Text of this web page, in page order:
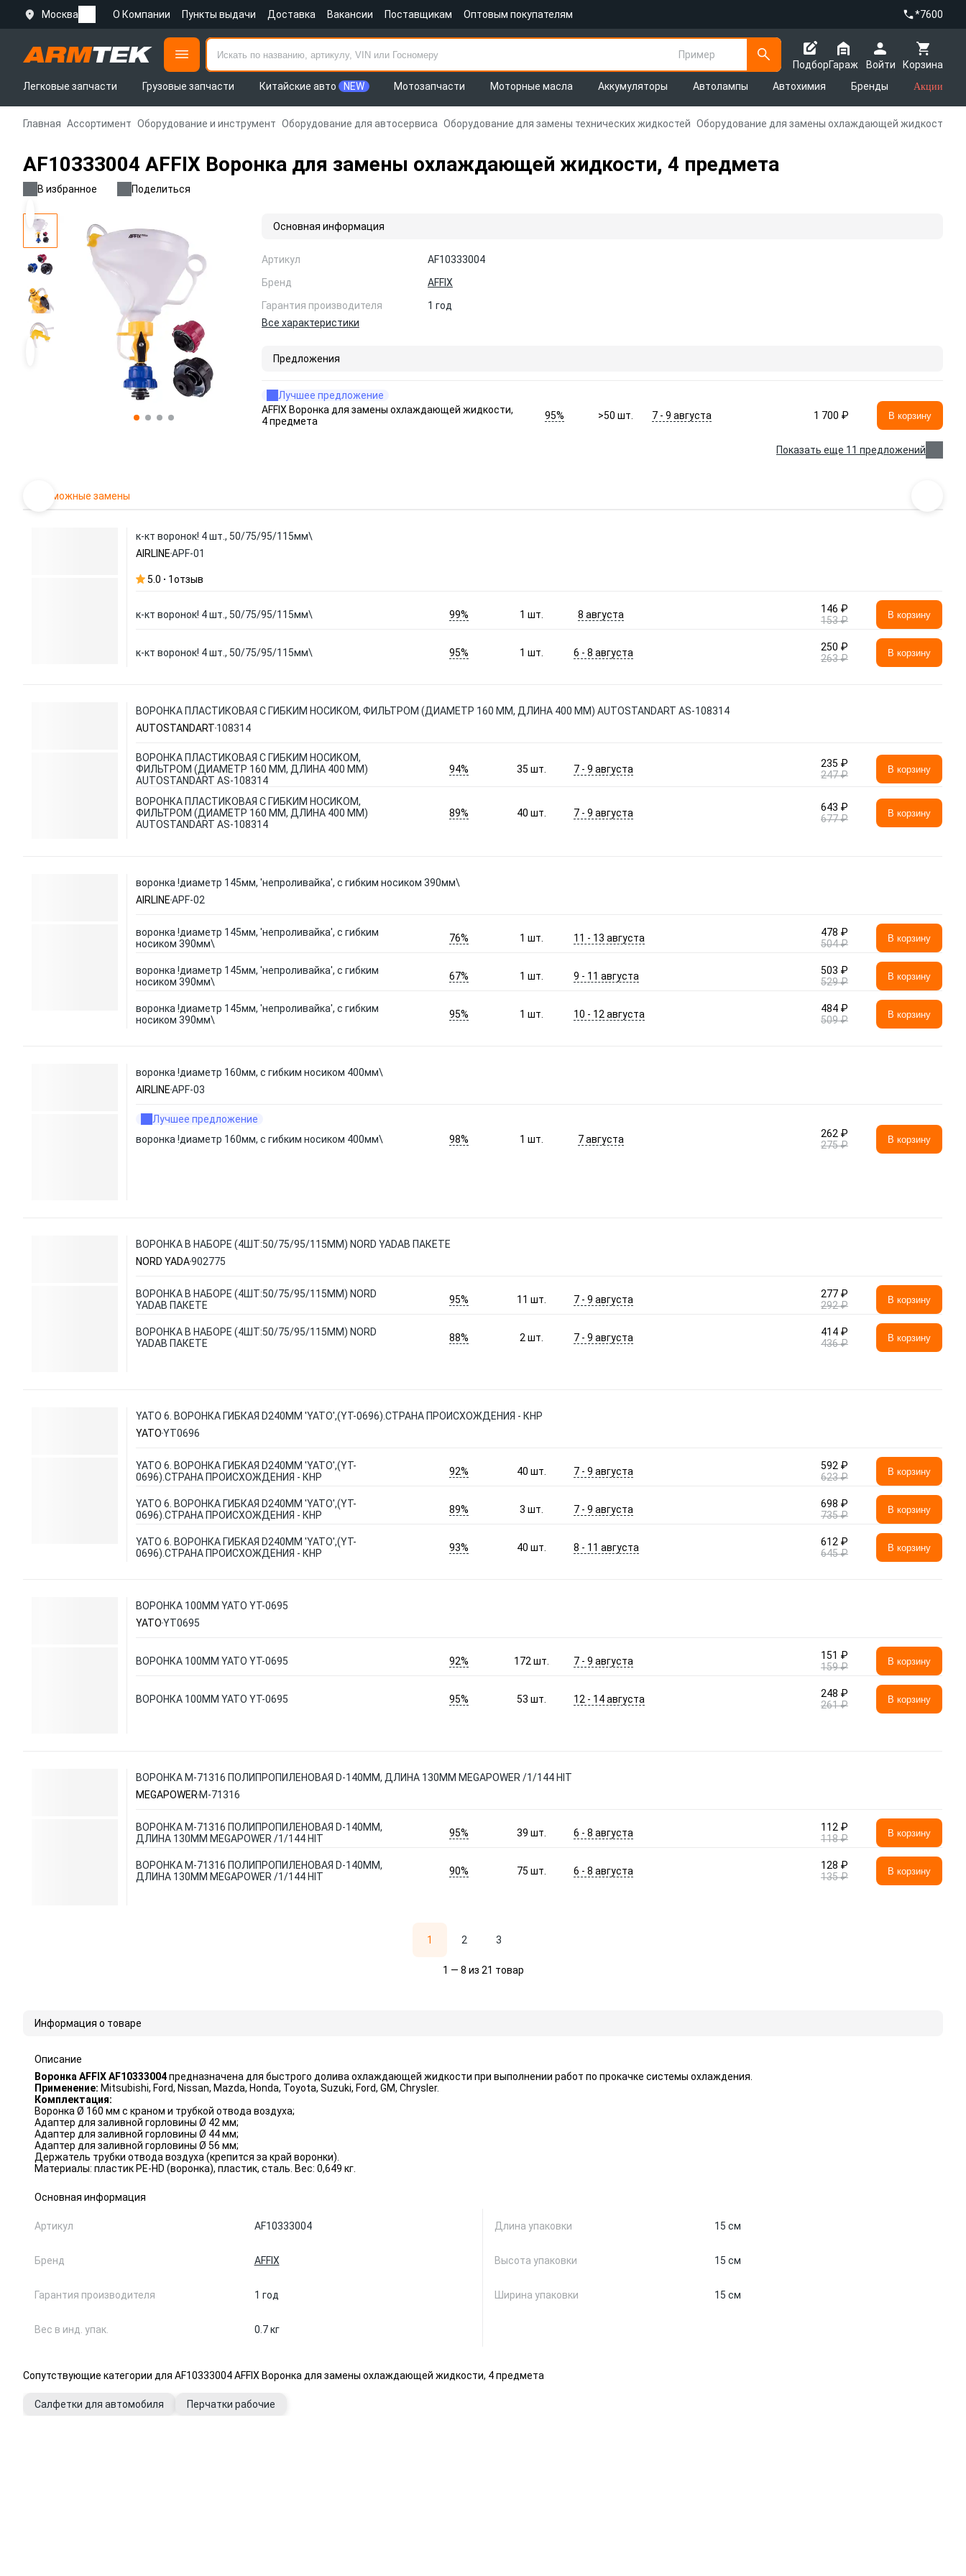
Москва О Компании Пункты выдачи Доставка Вакансии Поставщикам Оптовым покупателям *7600
Пример
Подбор
Корзина
Гараж
Войти
Легковые запчасти
Грузовые запчасти Китайские авто NEW Мотозапчасти Моторные масла Аккумуляторы Автолампы Автохимия Бренды Акции
Главная Ассортимент Оборудование и инструмент Оборудование для автосервиса Оборудование для замены технических жидкостей Оборудование для замены охлаждающей жидкости
AF10333004 AFFIX Воронка для замены охлаждающей жидкости, 4 предмета
В избранное Поделиться
Основная информация
Артикул
AF10333004
Бренд
AFFIX
Гарантия производителя
1 год
Все характеристики
Предложения
Лучшее предложение
AFFIX Воронка для замены охлаждающей жидкости,
4 предмета
95% >50шт. 7 - 9 августа 1 700 ₽ В корзину
Показать еще 11 предложений
Возможные замены
к-кт воронок! 4 шт., 50/75/95/115мм\
AIRLINEAPF-01
5.0 1отзыв
к-кт воронок! 4 шт., 50/75/95/115мм\ 99% 1шт. 8 августа
146 ₽
153 ₽
В корзину
к-кт воронок! 4 шт., 50/75/95/115мм\ 95% 1шт. 6 - 8 августа
250 ₽
263 ₽
В корзину
ВОРОНКА ПЛАСТИКОВАЯ С ГИБКИМ НОСИКОМ, ФИЛЬТРОМ (ДИАМЕТР 160 ММ, ДЛИНА 400 ММ) AUTOSTANDART AS-108314
AUTOSTANDART 108314
ВОРОНКА ПЛАСТИКОВАЯ С ГИБКИМ НОСИКОМ,
ФИЛЬТРОМ (ДИАМЕТР 160 ММ, ДЛИНА 400 ММ)
AUTOSTANDART AS-108314
94% 35шт. 7 - 9 августа
235 ₽
247 ₽
В корзину
ВОРОНКА ПЛАСТИКОВАЯ С ГИБКИМ НОСИКОМ,
ФИЛЬТРОМ (ДИАМЕТР 160 ММ, ДЛИНА 400 ММ)
AUTOSTANDART AS-108314
89% 40шт. 7 - 9 августа
643 ₽
677 ₽
В корзину
воронка !диаметр 145мм, 'непроливайка', с гибким носиком 390мм\
AIRLINEAPF-02
воронка !диаметр 145мм, 'непроливайка', с гибким
носиком 390мм\
76% 1шт. 11 - 13 августа
478 ₽
504 ₽
В корзину
воронка !диаметр 145мм, 'непроливайка', с гибким
носиком 390мм\
67% 1шт. 9 - 11 августа
503 ₽
529 ₽
В корзину
воронка !диаметр 145мм, 'непроливайка', с гибким
носиком 390мм\
95% 1шт. 10 - 12 августа
484 ₽
509 ₽
В корзину
воронка !диаметр 160мм, с гибким носиком 400мм\
AIRLINEAPF-03
Лучшее предложение
воронка !диаметр 160мм, с гибким носиком 400мм\
98% 1шт. 7 августа
262 ₽
275 ₽
В корзину
ВОРОНКА В НАБОРЕ (4ШТ:50/75/95/115ММ) NORD YADAВ ПАКЕТЕ
NORD YADA902775
ВОРОНКА В НАБОРЕ (4ШТ:50/75/95/115ММ) NORD
YADAВ ПАКЕТЕ
95% 11шт. 7 - 9 августа
277 ₽
292 ₽
В корзину
ВОРОНКА В НАБОРЕ (4ШТ:50/75/95/115ММ) NORD
YADAВ ПАКЕТЕ
88% 2шт. 7 - 9 августа
414 ₽
436 ₽
В корзину
YATO 6. ВОРОНКА ГИБКАЯ D240ММ 'YATO',(YT-0696).СТРАНА ПРОИСХОЖДЕНИЯ - КНР
YATOYT0696
YATO 6. ВОРОНКА ГИБКАЯ D240ММ 'YATO',(YT-
0696).СТРАНА ПРОИСХОЖДЕНИЯ - КНР
92% 40шт. 7 - 9 августа
592 ₽
623 ₽
В корзину
YATO 6. ВОРОНКА ГИБКАЯ D240ММ 'YATO',(YT-
0696).СТРАНА ПРОИСХОЖДЕНИЯ - КНР
89% 3шт. 7 - 9 августа
698 ₽
735 ₽
В корзину
YATO 6. ВОРОНКА ГИБКАЯ D240ММ 'YATO',(YT-
0696).СТРАНА ПРОИСХОЖДЕНИЯ - КНР
93% 40шт. 8 - 11 августа
612 ₽
645 ₽
В корзину
ВОРОНКА 100ММ YATO YT-0695
YATOYT0695
ВОРОНКА 100ММ YATO YT-0695 92% 172шт. 7 - 9 августа
151 ₽
159 ₽
В корзину
ВОРОНКА 100ММ YATO YT-0695 95% 53шт. 12 - 14 августа
248 ₽
261 ₽
В корзину
ВОРОНКА M-71316 ПОЛИПРОПИЛЕНОВАЯ D-140ММ, ДЛИНА 130ММ MEGAPOWER /1/144 HIT
MEGAPOWER M-71316
ВОРОНКА M-71316 ПОЛИПРОПИЛЕНОВАЯ D-140ММ,
ДЛИНА 130ММ MEGAPOWER /1/144 HIT
95% 39шт. 6 - 8 августа
112 ₽
118 ₽
В корзину
ВОРОНКА M-71316 ПОЛИПРОПИЛЕНОВАЯ D-140ММ,
ДЛИНА 130ММ MEGAPOWER /1/144 HIT
90% 75шт. 6 - 8 августа
128 ₽
135 ₽
В корзину
1 2 3
1 — 8 из 21 товар
Информация о товаре
Описание
Воронка AFFIX AF10333004предназначена для быстрого долива охлаждающей жидкости при выполнении работ по прокачке системы охлаждения.
Применение: Mitsubishi, Ford, Nissan, Mazda, Honda, Toyota, Suzuki, Ford, GM, Chrysler.
Комплектация:
Воронка Ø 160 мм с краном и трубкой отвода воздуха;
Адаптер для заливной горловины Ø 42 мм;
Адаптер для заливной горловины Ø 44 мм;
Адаптер для заливной горловины Ø 56 мм;
Держатель трубки отвода воздуха (крепится за край воронки).
Материалы: пластик PE-HD (воронка), пластик, сталь. Вес: 0,649 кг.
Основная информация
Артикул AF10333004
Бренд AFFIX
Гарантия производителя 1 год
Вес в инд. упак. 0.7 кг
Длина упаковки 15 см
Высота упаковки 15 см
Ширина упаковки 15 см
Сопутствующие категории для AF10333004 AFFIX Воронка для замены охлаждающей жидкости, 4 предмета
Салфетки для автомобиля Перчатки рабочие